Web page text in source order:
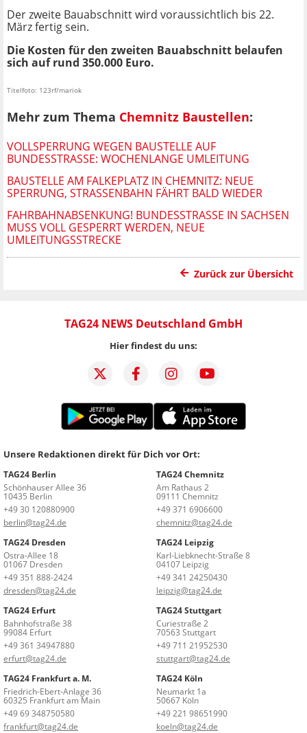
Der zweite Bauabschnitt wird voraussichtlich bis 22.
März fertig sein.
Die Kosten für den zweiten Bauabschnitt belaufen
sich auf rund 350.000 Euro.
Titelfoto: 123rf/mariok
Mehr zum Thema Chemnitz Baustellen:
VOLLSPERRUNG WEGEN BAUSTELLE AUF
BUNDESSTRASSE: WOCHENLANGE UMLEITUNG
BAUSTELLE AM FALKEPLATZ IN CHEMNITZ: NEUE
SPERRUNG, STRASSENBAHN FÄHRT BALD WIEDER
FAHRBAHNABSENKUNG! BUNDESSTRASSE IN SACHSEN M
USS VOLL GESPERRT WERDEN, NEUE U
MLEITUNGSSTRECKE
Zurück zur Übersicht
TAG24 NEWS Deutschland GmbH
Hier findest du uns:
Unsere Redaktionen direkt für Dich vor Ort:
TAG24 Berlin
Schönhauser Allee 36
10435 Berlin
+49 30 120880900
berlin@tag24.de
TAG24 Chemnitz
Am Rathaus 2
09111 Chemnitz
+49 371 6906600
chemnitz@tag24.de
TAG24 Dresden
Ostra-Allee 18
01067 Dresden
+49 351 888-2424
dresden@tag24.de
TAG24 Leipzig
Karl-Liebknecht-Straße 8
04107 Leipzig
+49 341 24250430
leipzig@tag24.de
TAG24 Erfurt
Bahnhofstraße 38
99084 Erfurt
+49 361 34947880
erfurt@tag24.de
TAG24 Stuttgart
Curiestraße 2
70563 Stuttgart
+49 711 21952530
stuttgart@tag24.de
TAG24 Frankfurt a. M.
Friedrich-Ebert-Anlage 36
60325 Frankfurt am Main
+49 69 348750580
frankfurt@tag24.de
TAG24 Köln
Neumarkt 1a
50667 Köln
+49 221 98651990
koeln@tag24.de